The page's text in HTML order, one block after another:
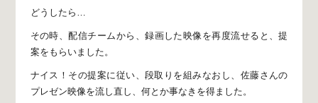
どうしたら…
その時、配信チームから、録画した映像を再度流せると、提
案をもらいました。
ナイス！ その提案に従い、段取りを組みなおし、 佐藤さんの
プレゼン映像を流し直し、何とか事なきを得ました。